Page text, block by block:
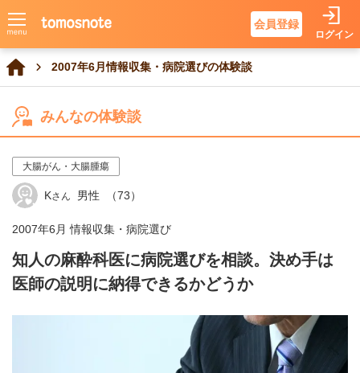
会員登録
ログイン
2007年6月情報収集・病院選びの体験談
みんなの体験談
大腸がん・大腸腫瘍
Kさん 男性 （73）
2007年6月 情報収集・病院選び
知人の麻酔科医に病院選びを相談。決め手は
医師の説明に納得できるかどうか